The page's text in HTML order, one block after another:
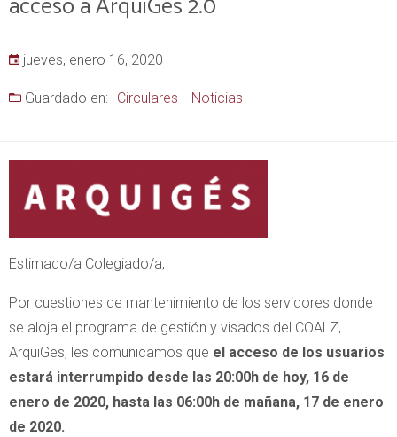
jueves, enero 16, 2020
Guardado en: Circulares Noticias
Estimado/a Colegiado/a,
Por cuestiones de mantenimiento de los servidores donde
se aloja el programa de gestión y visados del COALZ,
ArquiGes, les comunicamos que el acceso de los usuarios
estará interrumpido desde las 20:00h de hoy, 16 de
enero de 2020, hasta las 06:00h de mañana, 17 de enero
de 2020.